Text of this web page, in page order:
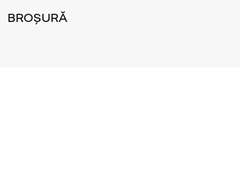
BROȘURĂ